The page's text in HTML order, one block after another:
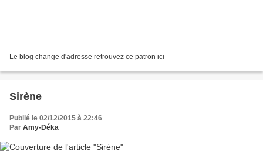
Le blog change d'adresse retrouvez ce patron ici
Sirène
Publié le 02/12/2015 à 22:46
Par Amy-Déka